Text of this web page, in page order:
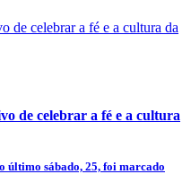
de celebrar a fé e a cultura
último sábado, 25, foi marcado